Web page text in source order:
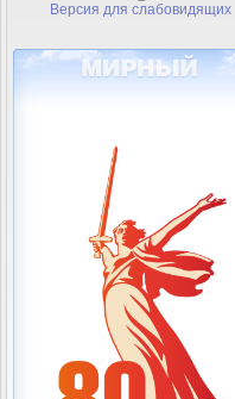
Версия для слабовидящих